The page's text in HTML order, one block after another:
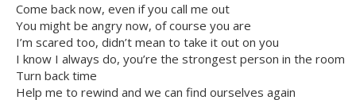
Come back now, even if you call me out
You might be angry now, of course you are
I’m scared too, didn’t mean to take it out on you
I know I always do, you’re the strongest person in the room
Turn back time
Help me to rewind and we can find ourselves again